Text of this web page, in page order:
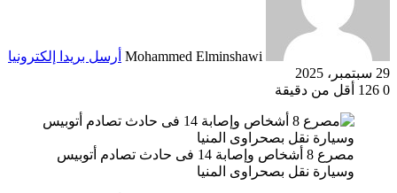
Mohammed Elminshawi أرسل بريدا إلكترونيا
29 سبتمبر، 2025
0
أقل من دقيقة
مصرع 8 أشخاص وإصابة 14 فى حادث تصادم أتوبيس
وسيارة نقل بصحراوى المنيا